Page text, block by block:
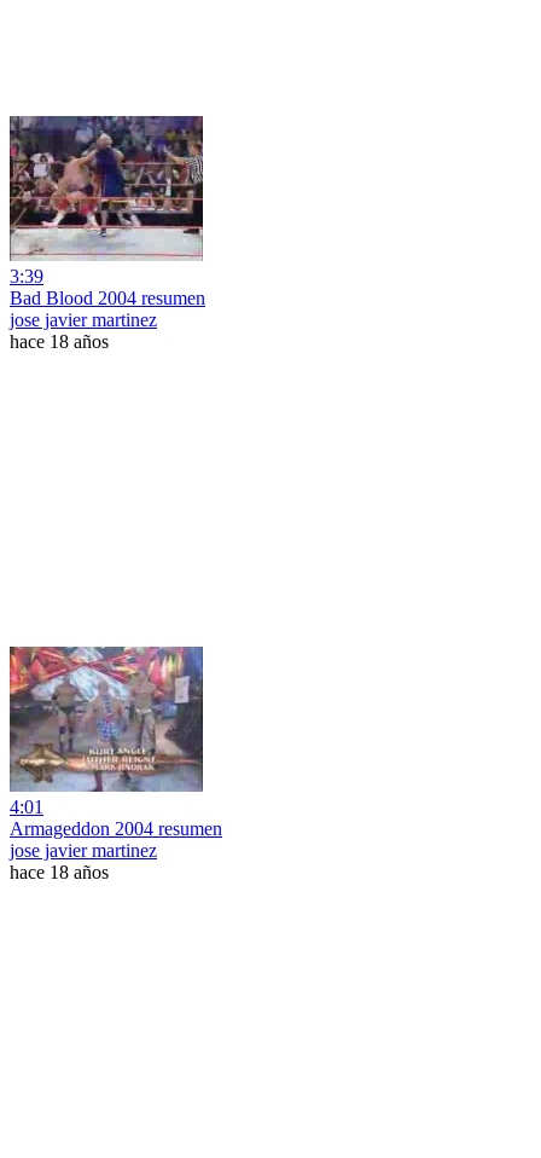
3:39
Bad Blood 2004 resumen
jose javier martinez
hace 18 años
4:01
Armageddon 2004 resumen
jose javier martinez
hace 18 años